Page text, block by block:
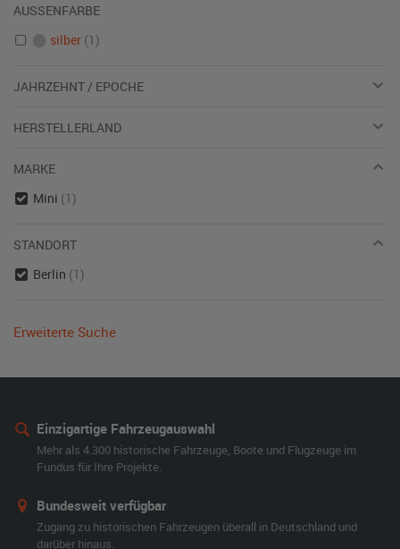
AUSSENFARBE
silber (1)
JAHRZEHNT / EPOCHE
HERSTELLERLAND
MARKE
Mini (1)
STANDORT
Berlin (1)
Erweiterte Suche
Einzigartige Fahrzeugauswahl
Mehr als 4.300 historische Fahrzeuge, Boote und Flugzeuge im
Fundus für Ihre Projekte.
Bundesweit verfügbar
Zugang zu historischen Fahrzeugen überall in Deutschland und
darüber hinaus.